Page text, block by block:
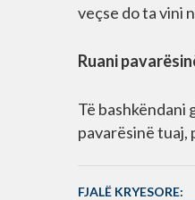
veçse do ta vini
Ruani
Të bashkëndani
pavarësinë tuaj,
FJALË KRYESORE: